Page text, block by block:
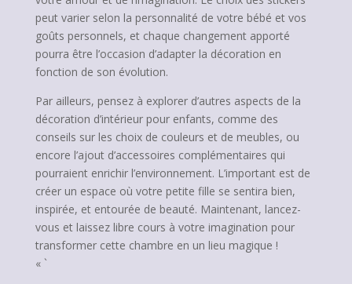
peut varier selon la personnalité de votre bébé et vos
goûts personnels, et chaque changement apporté
pourra être l’occasion d’adapter la décoration en
fonction de son évolution.
Par ailleurs, pensez à explorer d’autres aspects de la
décoration d’intérieur pour enfants, comme des
conseils sur les choix de couleurs et de meubles, ou
encore l’ajout d’accessoires complémentaires qui
pourraient enrichir l’environnement. L’important est de
créer un espace où votre petite fille se sentira bien,
inspirée, et entourée de beauté. Maintenant, lancez-
vous et laissez libre cours à votre imagination pour
transformer cette chambre en un lieu magique !
« `